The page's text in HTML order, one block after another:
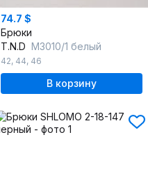
74.7 $
Брюки
T.N.D М3010/1 белый
42, 44, 46
В корзину